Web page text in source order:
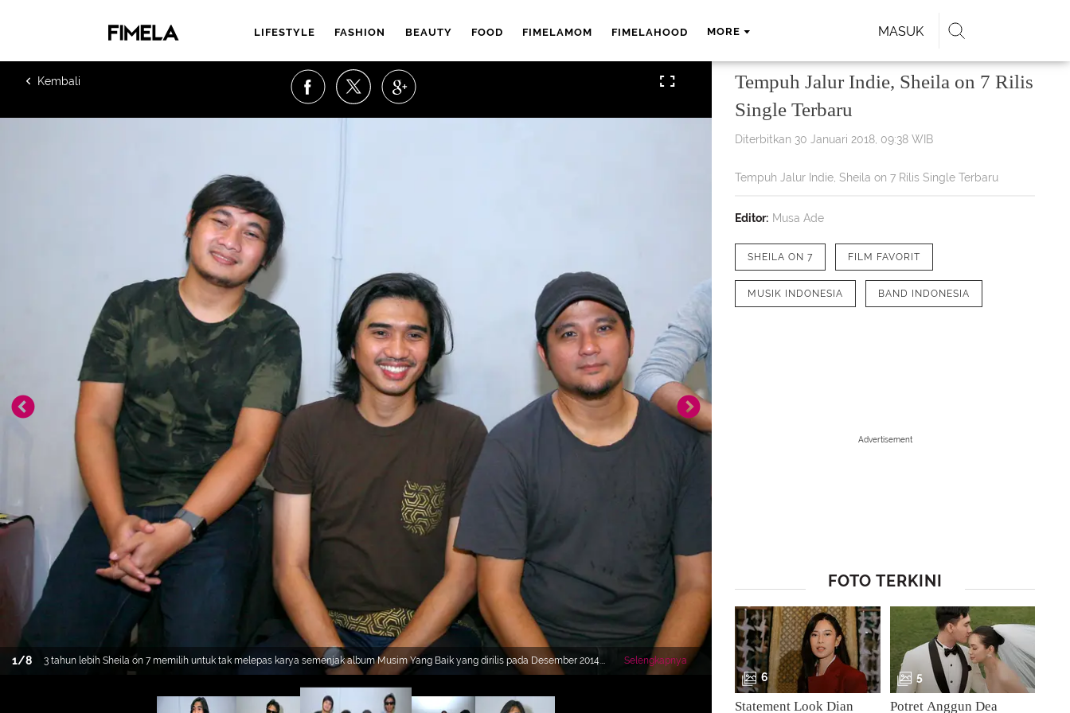
LIFESTYLE FASHION BEAUTY FOOD FIMELAMOM FIMELAHOOD MORE MASUK
1/8
3 tahun lebih Sheila on 7 memilih untuk tak melepas karya semenjak album Musim Yang Baik yang dirilis pada Desember 2014.
Akhirnya mereka kembali menyodorkan lagu mereka. (Nurwahyunan/Bintang.com)
Selengkapnya
/8
Menjadi hal yang menarik karena karya berjudul Film Favorit tersebut
(Nurwahyunan/Bintang.com)
Tempuh Jalur Indie, Sheila on 7 Rilis
Single Terbaru
Diterbitkan 30 Januari 2018, 09:38 WIB
Tempuh Jalur Indie, Sheila on 7 Rilis Single Terbaru
Editor: Musa Ade
SHEILA ON 7 FILM FAVORIT
MUSIK INDONESIA BAND INDONESIA
Advertisement
FOTO TERKINI
6
Statement Look Dian
5
Potret Anggun Dea